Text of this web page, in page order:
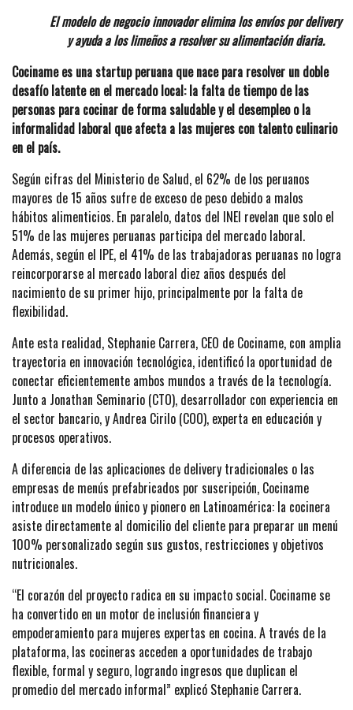
El modelo de negocio innovador elimina los envíos por delivery
y ayuda a los limeños a resolver su alimentación diaria.
Cociname es una startup peruana que nace para resolver un doble
desafío latente en el mercado local: la falta de tiempo de las
personas para cocinar de forma saludable y el desempleo o la
informalidad laboral que afecta a las mujeres con talento culinario
en el país.
Según cifras del Ministerio de Salud, el 62% de los peruanos
mayores de 15 años sufre de exceso de peso debido a malos
hábitos alimenticios. En paralelo, datos del INEI revelan que solo el
51% de las mujeres peruanas participa del mercado laboral.
Además, según el IPE, el 41% de las trabajadoras peruanas no logra
reincorporarse al mercado laboral diez años después del
nacimiento de su primer hijo, principalmente por la falta de
flexibilidad.
Ante esta realidad, Stephanie Carrera, CEO de Cociname, con amplia
trayectoria en innovación tecnológica, identificó la oportunidad de
conectar eficientemente ambos mundos a través de la tecnología.
Junto a Jonathan Seminario (CTO), desarrollador con experiencia en
el sector bancario, y Andrea Cirilo (COO), experta en educación y
procesos operativos.
A diferencia de las aplicaciones de delivery tradicionales o las
empresas de menús prefabricados por suscripción, Cociname
introduce un modelo único y pionero en Latinoamérica: la cocinera
asiste directamente al domicilio del cliente para preparar un menú
100% personalizado según sus gustos, restricciones y objetivos
nutricionales.
“El corazón del proyecto radica en su impacto social. Cociname se
ha convertido en un motor de inclusión financiera y
empoderamiento para mujeres expertas en cocina. A través de la
plataforma, las cocineras acceden a oportunidades de trabajo
flexible, formal y seguro, logrando ingresos que duplican el
promedio del mercado informal” explicó Stephanie Carrera.